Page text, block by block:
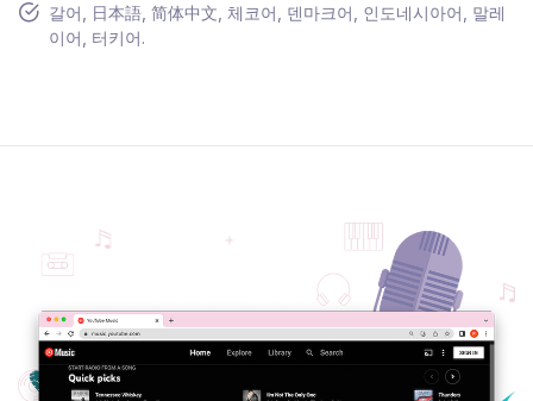
갈어, 日本語, 简体中文, 체코어, 덴마크어, 인도네시아어, 말레
이어, 터키어.